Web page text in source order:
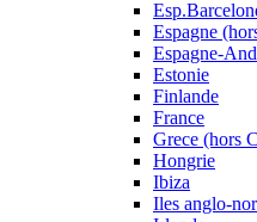
Espagne
Espagne-
Estonie
Finlande
France
Grece (hors
Hongrie
Ibiza
Iles anglo-